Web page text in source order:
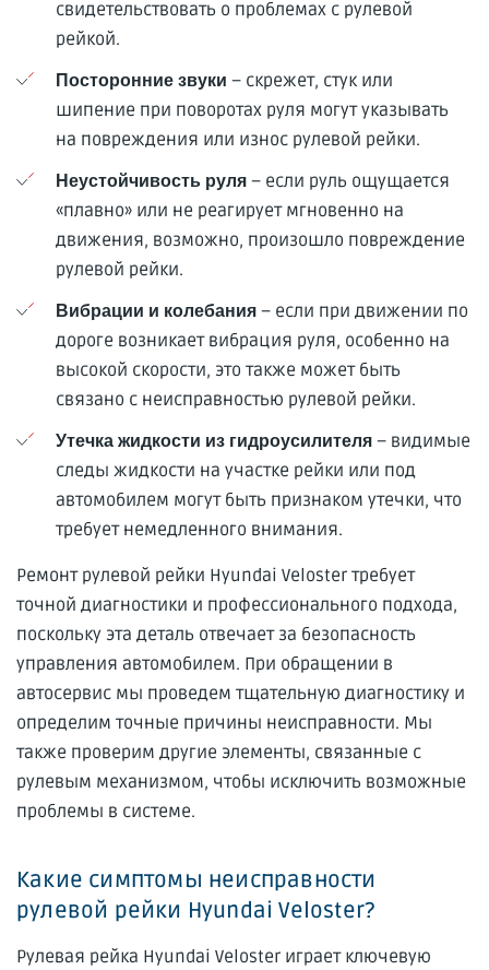
свидетельствовать о проблемах с рулевой
рейкой.
Посторонние звуки – скрежет, стук или
шипение при поворотах руля могут указывать
на повреждения или износ рулевой рейки.
Неустойчивость руля – если руль ощущается
«плавно» или не реагирует мгновенно на
движения, возможно, произошло повреждение
рулевой рейки.
Вибрации и колебания – если при движении по
дороге возникает вибрация руля, особенно на
высокой скорости, это также может быть
связано с неисправностью рулевой рейки.
Утечка жидкости из гидроусилителя – видимые
следы жидкости на участке рейки или под
автомобилем могут быть признаком утечки, что
требует немедленного внимания.
Ремонт рулевой рейки Hyundai Veloster требует
точной диагностики и профессионального подхода,
поскольку эта деталь отвечает за безопасность
управления автомобилем. При обращении в
автосервис мы проведем тщательную диагностику и
определим точные причины неисправности. Мы
также проверим другие элементы, связанные с
рулевым механизмом, чтобы исключить возможные
проблемы в системе.
Какие симптомы неисправности
рулевой рейки Hyundai Veloster?
Рулевая рейка Hyundai Veloster играет ключевую